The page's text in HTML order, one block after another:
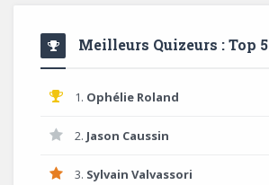
Meilleurs Quizeurs : Top 5
1. Ophélie Roland
2. Jason Caussin
3. Sylvain Valvassori